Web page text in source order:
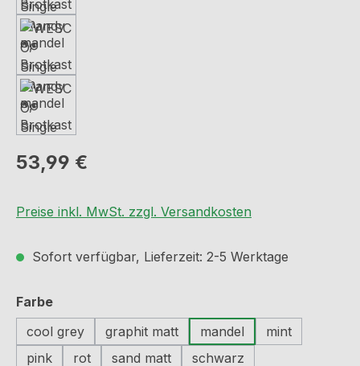
Regulärer Preis:
53,99 €
Preise inkl. MwSt. zzgl. Versandkosten
Sofort verfügbar, Lieferzeit: 2-5 Werktage
Farbeauswählen
cool grey
graphit matt mandel
mint
pink
rot sand matt
schwarz